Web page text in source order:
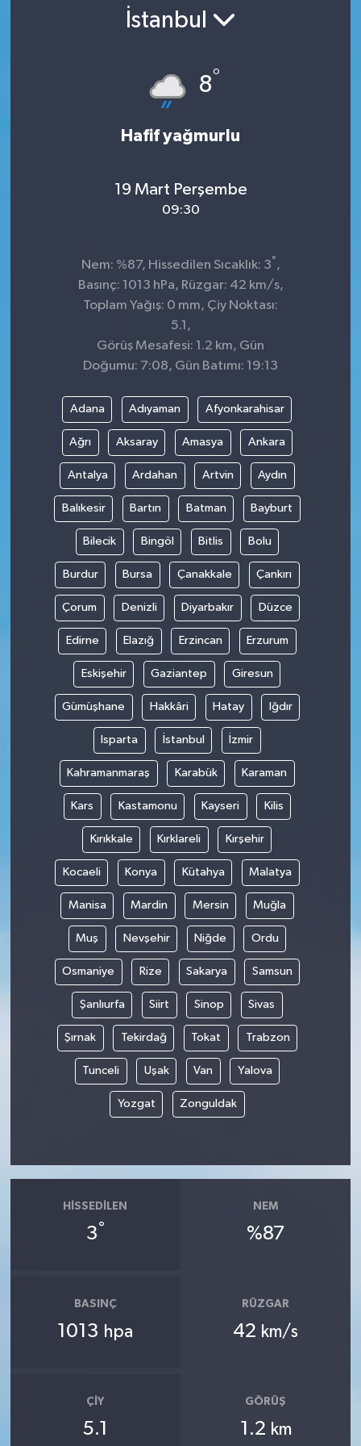
İstanbul
8°
Hafif yağmurlu
19 Mart Perşembe
09:30
Nem: %87, Hissedilen Sıcaklık: 3° ,
Basınç: 1013 hPa, Rüzgar: 42 km/s,
Toplam Yağış: 0 mm, Çiy Noktası:
5.1,
Görüş Mesafesi: 1.2 km, Gün
Doğumu: 7:08, Gün Batımı: 19:13
Adana Adıyaman Afyonkarahisar
Ağrı Aksaray Amasya Ankara
Antalya Ardahan Artvin Aydın
Balıkesir Bartın Batman Bayburt
Bilecik Bingöl Bitlis Bolu
Burdur Bursa Çanakkale Çankırı
Çorum Denizli Diyarbakır Düzce
Edirne Elazığ Erzincan Erzurum
Eskişehir Gaziantep Giresun
Gümüşhane Hakkâri Hatay Iğdır
Isparta İstanbul İzmir
Kahramanmaraş Karabük Karaman
Kars Kastamonu Kayseri Kilis
Kırıkkale Kırklareli Kırşehir
Kocaeli Konya Kütahya Malatya
Manisa Mardin Mersin Muğla
Muş Nevşehir Niğde Ordu
Osmaniye Rize Sakarya Samsun
Şanlıurfa Siirt Sinop Sivas
Şırnak Tekirdağ Tokat Trabzon
Tunceli Uşak Van Yalova
Yozgat Zonguldak
HISSEDILEN
3°
NEM
%87
BASINÇ
1013 hpa
RÜZGAR
42 km/s
ÇIY
5.1
GÖRÜŞ
1.2 km